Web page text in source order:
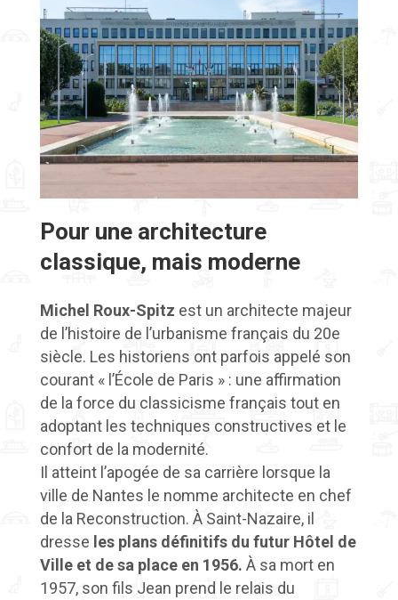
Pour une architecture
classique, mais moderne
Michel Roux-Spitz est un architecte majeur
de l’histoire de l’urbanisme français du 20e
siècle. Les historiens ont parfois appelé son
courant « l’École de Paris » : une affirmation
de la force du classicisme français tout en
adoptant les techniques constructives et le
confort de la modernité.
Il atteint l’apogée de sa carrière lorsque la
ville de Nantes le nomme architecte en chef
de la Reconstruction. À Saint-Nazaire, il
dresse les plans définitifs du futur Hôtel de
Ville et de sa place en 1956. À sa mort en
1957, son fils Jean prend le relais du